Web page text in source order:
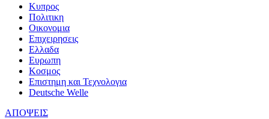
Κυπρος
Πολιτικη
Οικονομια
Επιχειρησεις
Ελλαδα
Ευρωπη
Κοσμος
Επιστημη και Τεχνολογια
Deutsche Welle
ΑΠΟΨΕΙΣ